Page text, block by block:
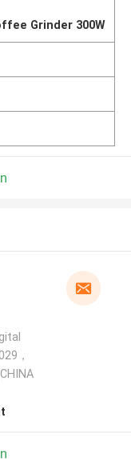
Grinder 300W
，